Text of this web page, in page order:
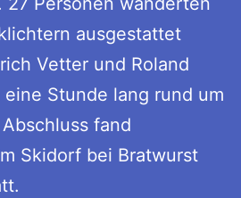
ausgestattet
Vetter und Roland
Stunde lang rund um
fand
Skidorf bei Bratwurst